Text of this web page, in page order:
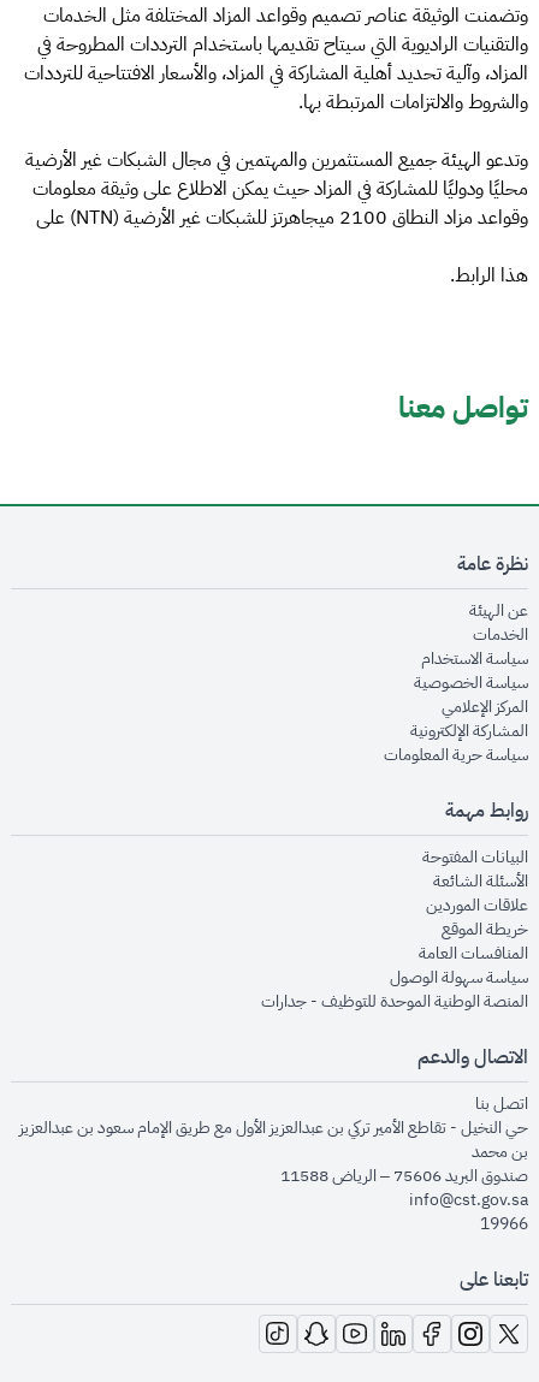
وتضمنت الوثيقة عناصر تصميم وقواعد المزاد المختلفة مثل الخدمات
والتقنيات الراديوية التي سيتاح تقديمها باستخدام الترددات المطروحة في
المزاد، وآلية تحديد أهلية المشاركة في المزاد، والأسعار الافتتاحية للترددات
والشروط والالتزامات المرتبطة بها.
وتدعو الهيئة جميع المستثمرين والمهتمين في مجال الشبكات غير الأرضية
محليًا ودوليًا للمشاركة في المزاد حيث يمكن الاطلاع على وثيقة معلومات
وقواعد مزاد النطاق 2100 ميجاهرتز للشبكات غير الأرضية (NTN) على
هذا الرابط.
تواصل معنا
نظرة عامة
عن الهيئةopens in new window
الخدماتopens in new window
سياسة الاستخدام
سياسة الخصوصيةopens in new window
المركز الإعلاميopens in new window
المشاركة الإلكترونيةopens in new window
سياسة حرية المعلوماتopens in new window
روابط مهمة
البيانات المفتوحةopens in new window
الأسئلة الشائعةopens in new window
علاقات الموردينopens in new window
خريطة الموقعopens in new window
المنافسات العامةopens in new window
سياسة سهولة الوصولopens in new window
المنصة الوطنية الموحدة للتوظيف - جداراتopens in new window
الاتصال والدعم
اتصل بنا
حي النخيل - تقاطع الأمير تركي بن عبدالعزيز الأول مع طريق الإمام سعود بن عبدالعزيز
بن محمد
صندوق البريد 75606 – الرياض 11588
info@cst.gov.sa
19966
تابعنا على
opens in new window
opens in new window
opens in new window
opens in new window
opens in new window
opens in new window
opens in new window